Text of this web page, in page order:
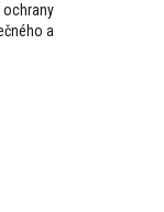
ochrany
a